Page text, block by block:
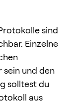
sind
Einzelne
und den
solltest du
aus